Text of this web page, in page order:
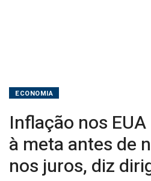
ECONOMIA
Inflação nos
à meta antes de
nos juros, diz